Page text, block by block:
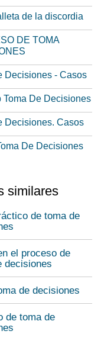
de la discordia
DE TOMA
Decisiones - Casos
Toma De Decisiones
Decisiones. Casos
De Decisiones
similares
de toma de
el proceso de
decisiones
de decisiones
de toma de